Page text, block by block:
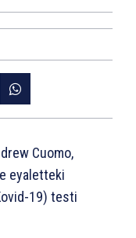
Cuomo,
eyaletteki
19) testi